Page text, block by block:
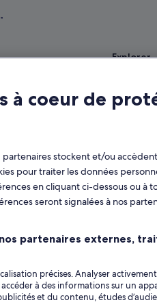
hôtels Hôtels avec piscine
hôtels Hôtels avec Wi-Fi
hôtels Hôtels avec golf
hôtels Hôtels familiaux
Hôtels avec centre de fitness
hôtels Hôtels pas chers
Lodges
de plage
avec spa
Pompidou : hôtels à proximité
Explorer
Hôtels en
Vols en
Locations
à coeur de
partenaires stockent et/ou
pour traiter les données
en cliquant ci-dessous ou à
seront signalées à nos
partenaires externes,
précises. Analyser
à des informations sur un
et du contenu, études